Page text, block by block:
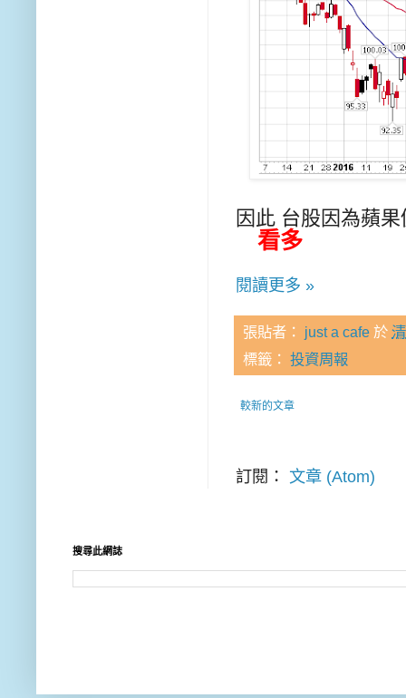
因此 台股因為蘋
看多
閱讀更多 »
張貼者： just a cafe 於
標籤： 投資周報
較新的文章
訂閱： 文章 (Atom)
搜尋此網誌